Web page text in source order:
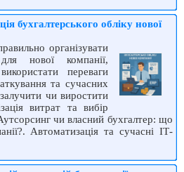
бухгалтерського обліку нової
організувати
нової компанії,
переваги
та сучасних
чи виростити
витрат та вибір
чи власний бухгалтер: що
Автоматизація та сучасні ІТ-